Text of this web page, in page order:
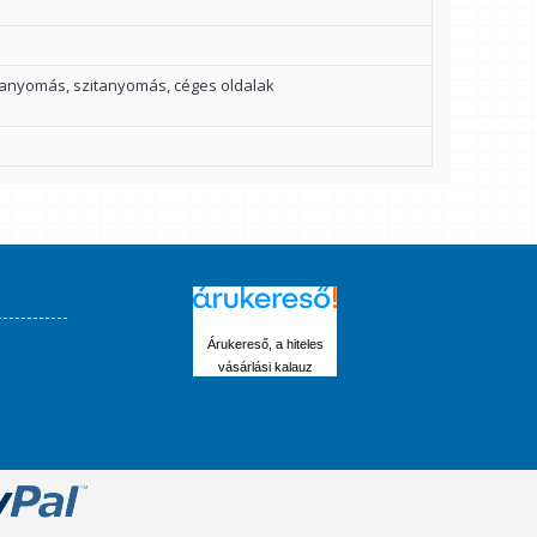
szitanyomás, céges oldalak
Árukereső, a hiteles
vásárlási kalauz